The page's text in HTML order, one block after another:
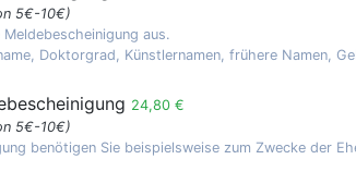
5€-10€)
aus.
Doktorgrad, Künstlernamen, frühere Namen,
24,80 €
5€-10€)
benötigen Sie beispielsweise zum Zwecke der